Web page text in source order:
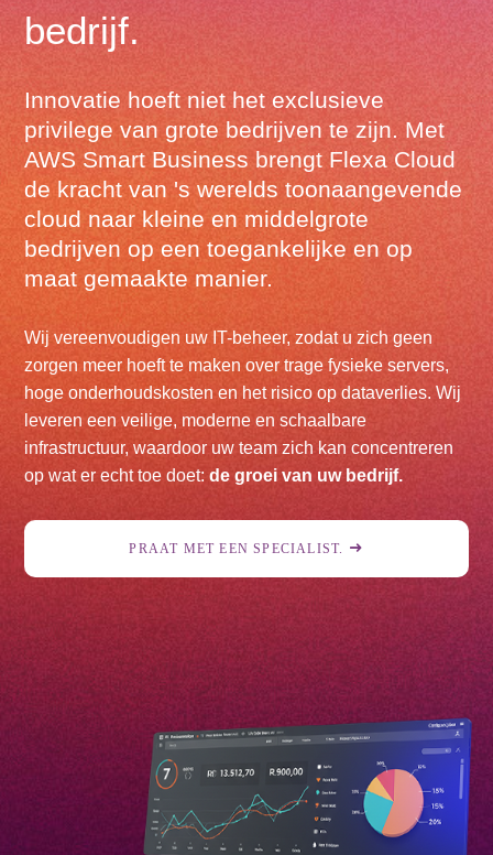
bedrijf.
Innovatie hoeft niet het exclusieve
privilege van grote bedrijven te zijn. Met
AWS Smart Business brengt Flexa Cloud
de kracht van 's werelds toonaangevende
cloud naar kleine en middelgrote
bedrijven op een toegankelijke en op
maat gemaakte manier.
Wij vereenvoudigen uw IT-beheer, zodat u zich geen
zorgen meer hoeft te maken over trage fysieke servers,
hoge onderhoudskosten en het risico op dataverlies. Wij
leveren een veilige, moderne en schaalbare
infrastructuur, waardoor uw team zich kan concentreren
op wat er echt toe doet:de groei van uw bedrijf.
PRAAT MET EEN SPECIALIST.